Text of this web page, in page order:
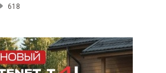
618